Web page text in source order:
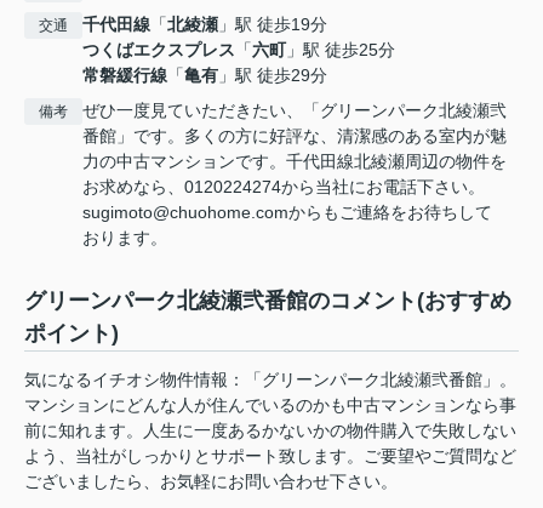
交通 千代田線 「北綾瀬 」駅 徒歩19分
つくばエクスプレス 「六町」駅 徒歩25分
常磐緩行線 「亀有 」駅 徒歩29分
備考
ぜひ一度見ていただきたい、「グリーンパーク北綾瀬弐
番館」です。多くの方に好評な、清潔感のある室内が魅
力の中古マンションです。千代田線北綾瀬周辺の物件を
お求めなら、0120224274から当社にお電話下さい。
sugimoto@chuohome.comからもご連絡をお待ちして
おります。
グリーンパーク北綾瀬弐番館のコメント(おすすめ
ポイント)
気になるイチオシ物件情報：「グリーンパーク北綾瀬弐番館」。
マンションにどんな人が住んでいるのかも中古マンションなら事
前に知れます。人生に一度あるかないかの物件購入で失敗しない
よう、当社がしっかりとサポート致します。ご要望やご質問など
ございましたら、お気軽にお問い合わせ下さい。